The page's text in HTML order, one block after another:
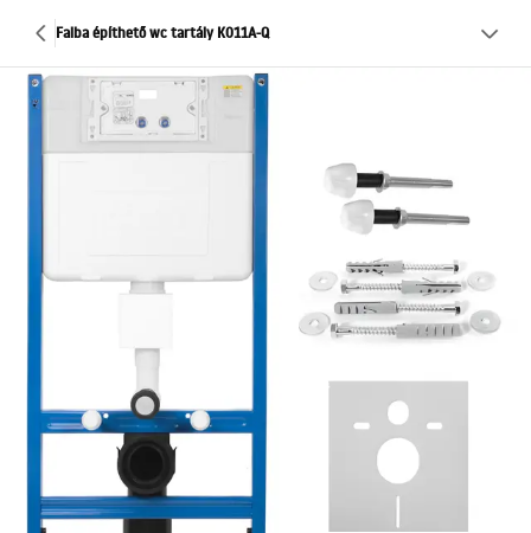
Falba építhető wc tartály K011A-Q